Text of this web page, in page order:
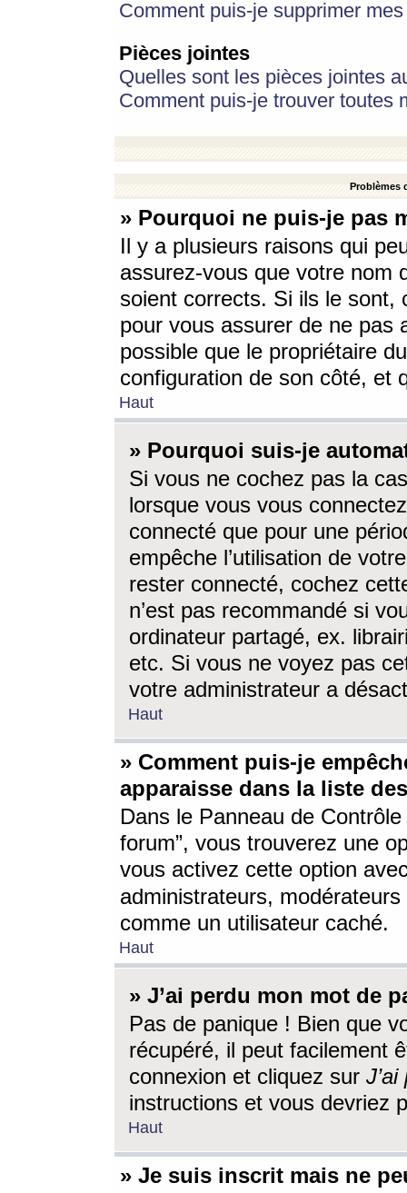
Comment puis-je supprimer
Pièces jointes
Quelles sont les pièces jointes
Comment puis-je trouver toutes
Problèmes
» Pourquoi ne puis-je pas
Il y a plusieurs raisons qui
assurez-vous que votre nom
soient corrects. Si ils le sont,
pour vous assurer de ne pas
possible que le propriétaire
configuration de son côté, et
Haut
» Pourquoi suis-je
Si vous ne cochez pas la
lorsque vous vous
connecté que pour une
empêche l’utilisation de
rester connecté, cochez
n’est pas recommandé si
ordinateur partagé, ex.
etc. Si vous ne voyez pas
votre administrateur a
Haut
» Comment puis-je
apparaisse dans la liste
Dans le Panneau de
forum”, vous trouverez une
vous activez cette option
administrateurs,
comme un utilisateur caché.
Haut
» J’ai perdu mon mot de
Pas de panique ! Bien que
récupéré, il peut facilement
connexion et cliquez sur
instructions et vous devriez
Haut
» Je suis inscrit mais ne